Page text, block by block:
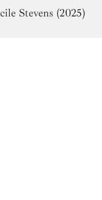
Stevens (2025)